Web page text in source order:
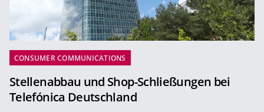
CONSUMER COMMUNICATIONS
Stellenabbau und Shop-Schließungen bei
Telefónica Deutschland